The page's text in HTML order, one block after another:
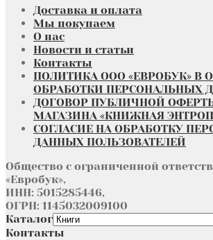
Доставка и оплата
Мы покупаем
О нас
Новости и статьи
Контакты
ПОЛИТИКА ООО «ЕВРОБУК» В
ОБРАБОТКИ ПЕРСОНАЛЬНЫХ
ДОГОВОР ПУБЛИЧНОЙ
МАГАЗИНА «КНИЖНАЯ
СОГЛАСИЕ НА ОБРАБОТКУ
ДАННЫХ ПОЛЬЗОВАТЕЛЕЙ
Общество с ограниченной
«Евробук»,
ИНН: 5015285446,
ОГРН: 1145032009100
Каталог
Контакты